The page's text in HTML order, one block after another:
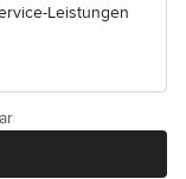
Leistungen